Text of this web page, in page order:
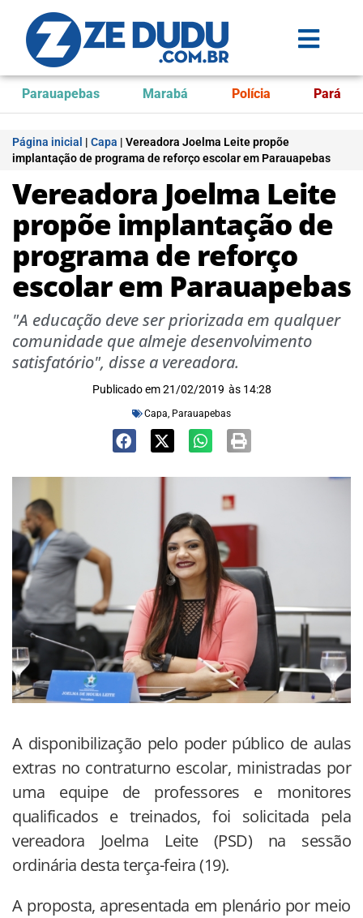
Parauapebas Marabá Polícia Pará
Página inicial | Capa | Vereadora Joelma Leite propõe
implantação de programa de reforço escolar em Parauapebas
Vereadora Joelma Leite
propõe implantação de
programa de reforço
escolar em Parauapebas
"A educação deve ser priorizada em qualquer
comunidade que almeje desenvolvimento
satisfatório", disse a vereadora.
Publicado em 21/02/2019 às 14:28
Capa, Parauapebas
A disponibilização pelo poder público de aulas
extras no contraturno escolar, ministradas por
uma equipe de professores e monitores
qualificados e treinados, foi solicitada pela
vereadora Joelma Leite (PSD) na sessão
ordinária desta terça-feira (19).
A proposta, apresentada em plenário por meio